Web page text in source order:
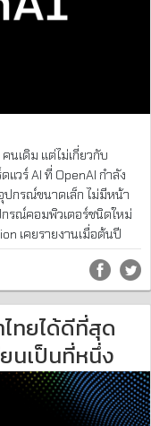
นเดิม แต่ไม่เกี่ยวกับ
แวร์ AI ที่ OpenAI กำลัง
ปกรณ์ขนาดเล็ก ไม่มีหน้า
รณ์คอมพิวเตอร์ชนิดใหม่
เคยรายงานเมื่อต้นปี
ทยได้ดีที่สุด
นเป็นที่หนึ่ง